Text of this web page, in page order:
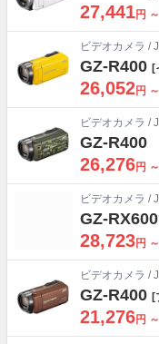
27,441円 ～
ビデオカメラ /
GZ-R400 [
26,052円 ～
ビデオカメラ /
GZ-R400
26,276円 ～
ビデオカメラ /
GZ-RX600
28,723円 ～
ビデオカメラ /
GZ-R400 [
21,276円 ～